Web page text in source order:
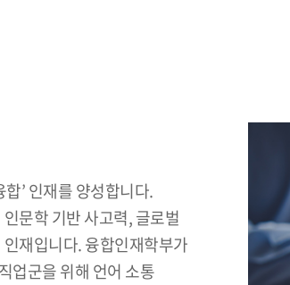
’ 인재를 양성합니다.
문학 기반 사고력, 글로벌
재입니다. 융합인재학부가
업군을 위해 언어 소통